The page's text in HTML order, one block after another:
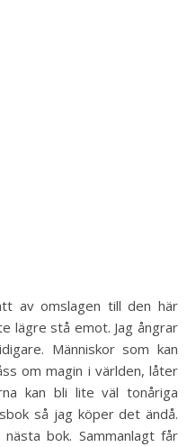
av omslagen till den här
lägre stå emot. Jag ångrar
Människor som kan
om magin i världen, låter
kan bli lite väl tonåriga
så jag köper det ändå.
bok. Sammanlagt får